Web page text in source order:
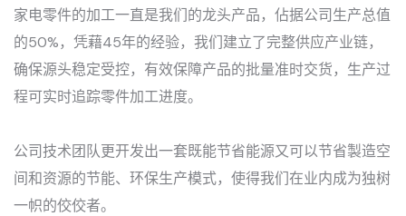
家电零件的加工一直是我们的龙头产品，佔据公司生产总值
的50%，凭藉45年的经验，我们建立了完整供应产业链，
确保源头稳定受控，有效保障产品的批量准时交货，生产过
程可实时追踪零件加工进度。
公司技术团队更开发出一套既能节省能源又可以节省製造空
间和资源的节能、环保生产模式，使得我们在业内成为独树
一帜的佼佼者。